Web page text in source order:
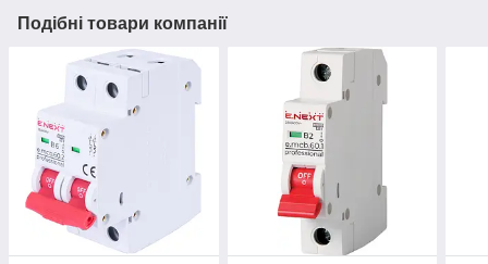
Подібні товари компанії